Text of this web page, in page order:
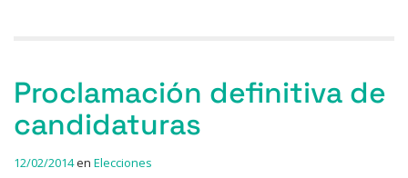
Proclamación definitiva de
candidaturas
12/02/2014en Elecciones